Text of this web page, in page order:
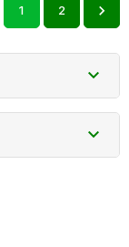
1 2 

